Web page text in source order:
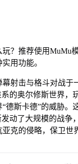
？推荐使用MuMu
用功能。
幕射击与格斗对战
的奥尔修斯世界，
德斯卡德”的威胁。
动了大规模的战
克的侵略，保卫世